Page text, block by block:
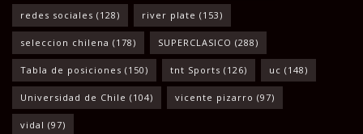
redes sociales (128) river plate (153)
seleccion chilena (178) SUPERCLASICO (288)
Tabla de posiciones (150) tnt Sports (126) uc (148)
Universidad de Chile (104) vicente pizarro (97)
vidal (97)